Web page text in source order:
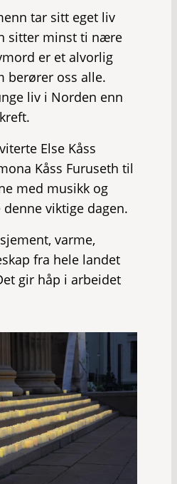
tar sitt eget liv
sitter minst ti nære
er et alvorlig
berører oss alle.
liv i Norden enn
Else Kåss
Kåss Furuseth til
med musikk og
viktige dagen.
varme,
fra hele landet
gir håp i arbeidet